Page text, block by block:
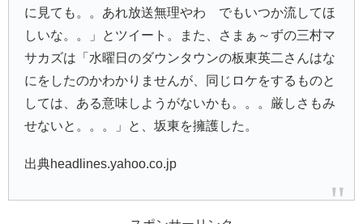
に見ても。。あれ放送無理やわ でもいつか流してほ
しいな。。」とツイート。また、さまぁ～ずの三村マ
サカズは「水曜日のダウンタウンの板東英二さんはな
にをしたのかわかりませんが、同じロケをするものと
しては、ある意味しようがないかも。。。厳しさもみ
せないと。。。」と、坂東を擁護した。
出典headlines.yahoo.co.jp